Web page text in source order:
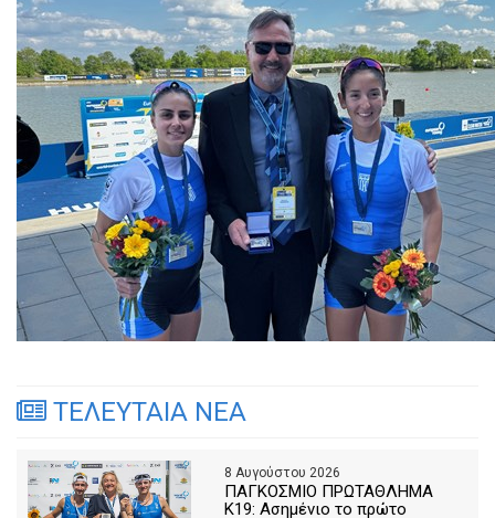
ΤΕΛΕΥΤΑΙΑ ΝΕΑ
8 Αυγούστου 2026
ΠΑΓΚΟΣΜΙΟ ΠΡΩΤΑΘΛΗΜΑ
Κ19: Ασημένιο το πρώτο